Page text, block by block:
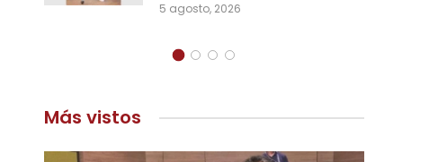
5 agosto, 2026
Más vistos